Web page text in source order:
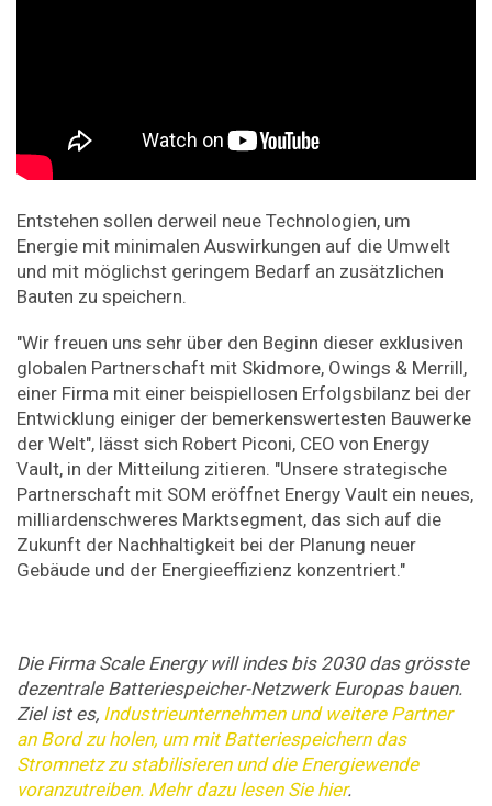
Entstehen sollen derweil neue Technologien, um
Energie mit minimalen Auswirkungen auf die Umwelt
und mit möglichst geringem Bedarf an zusätzlichen
Bauten zu speichern.
"Wir freuen uns sehr über den Beginn dieser exklusiven
globalen Partnerschaft mit Skidmore, Owings & Merrill,
einer Firma mit einer beispiellosen Erfolgsbilanz bei der
Entwicklung einiger der bemerkenswertesten Bauwerke
der Welt", lässt sich Robert Piconi, CEO von Energy
Vault, in der Mitteilung zitieren. "Unsere strategische
Partnerschaft mit SOM eröffnet Energy Vault ein neues,
milliardenschweres Marktsegment, das sich auf die
Zukunft der Nachhaltigkeit bei der Planung neuer
Gebäude und der Energieeffizienz konzentriert."
Die Firma Scale Energy will indes bis 2030 das grösste
dezentrale Batteriespeicher-Netzwerk Europas bauen.
Ziel ist es, Industrieunternehmen und weitere Partner
an Bord zu holen, um mit Batteriespeichern das
Stromnetz zu stabilisieren und die Energiewende
voranzutreiben. Mehr dazu lesen Sie hier.